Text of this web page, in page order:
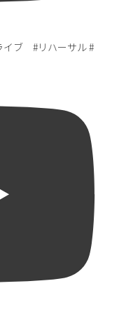
イブ #リハーサル #